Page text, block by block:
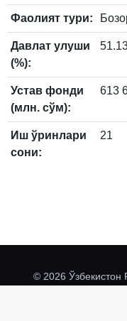
Фаолият тури:
Давлат улуши
(%):
Устав фонди
(млн. сўм):
613
Иш ўринлари
сони:
21
© 2026 Ўзбекистон